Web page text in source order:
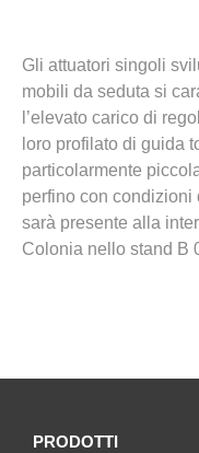
Gli attuatori singoli
mobili da seduta si
l’elevato carico di
loro profilato di guida
particolarmente
perfino con
sarà presente alla
Colonia nello stand B
PRODOTTI